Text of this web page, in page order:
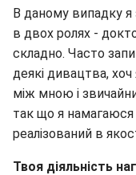
В даному випадку
в двох ролях -
складно. Часто
деякі дивацтва,
між мною і
так що я
реалізований в
Твоя діяльність